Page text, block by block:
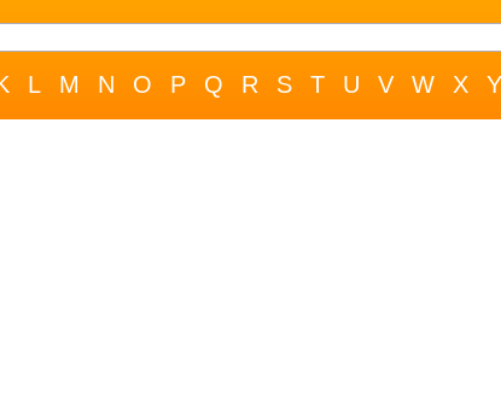
L M N O P Q R S T U V W X Y